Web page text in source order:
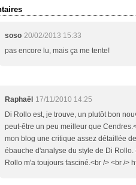
soso 20/02/2013 15:33
pas encore lu, mais ça me tente!
Raphaël 17/11/2010 14:25
Di Rollo est, je trouve, un plutôt bon
peut-être un peu meilleur que
mon blog une critique assez détaillée
ébauche d'analyse du style de Di
Rollo m'a toujours fasciné.<br /> <br />